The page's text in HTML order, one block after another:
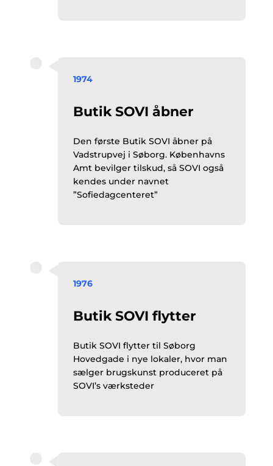
1974
Butik SOVI åbner
Den første Butik SOVI åbner på
Vadstrupvej i Søborg. Københavns
Amt bevilger tilskud, så SOVI også
kendes under navnet
”Sofiedagcenteret”
1976
Butik SOVI flytter
Butik SOVI flytter til Søborg
Hovedgade i nye lokaler, hvor man
sælger brugskunst produceret på
SOVI’s værksteder